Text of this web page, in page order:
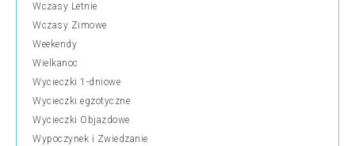
Wczasy Letnie
Wczasy Zimowe
Weekendy
Wielkanoc
Wycieczki 1-dniowe
Wycieczki egzotyczne
Wycieczki Objazdowe
Wypoczynek i Zwiedzanie